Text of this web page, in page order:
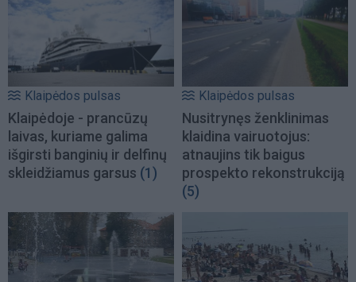
Klaipėdos pulsas
Klaipėdoje - prancūzų
laivas, kuriame galima
išgirsti banginių ir delfinų
skleidžiamus garsus (1)
Klaipėdos pulsas
Nusitrynęs ženklinimas
klaidina vairuotojus:
atnaujins tik baigus
prospekto rekonstrukciją
(5)